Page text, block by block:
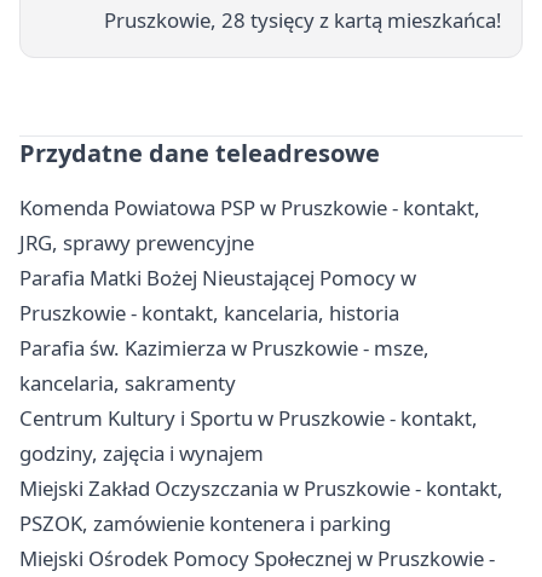
Pruszkowie, 28 tysięcy z kartą mieszkańca!
Przydatne dane teleadresowe
Komenda Powiatowa PSP w Pruszkowie - kontakt,
JRG, sprawy prewencyjne
Parafia Matki Bożej Nieustającej Pomocy w
Pruszkowie - kontakt, kancelaria, historia
Parafia św. Kazimierza w Pruszkowie - msze,
kancelaria, sakramenty
Centrum Kultury i Sportu w Pruszkowie - kontakt,
godziny, zajęcia i wynajem
Miejski Zakład Oczyszczania w Pruszkowie - kontakt,
PSZOK, zamówienie kontenera i parking
Miejski Ośrodek Pomocy Społecznej w Pruszkowie -